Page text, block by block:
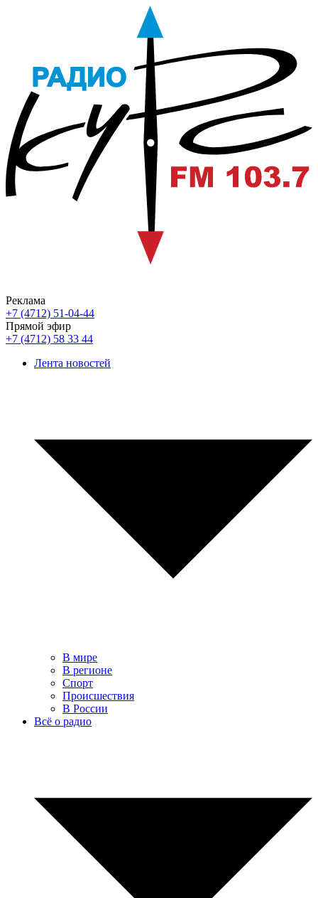
Реклама
+7 (4712) 51-04-44
Прямой эфир
+7 (4712) 58 33 44
Лента новостей
В мире
В регионе
Спорт
Происшествия
В России
Всё о радио